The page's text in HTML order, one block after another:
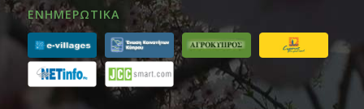
ΕΝΗΜΕΡΩΤΙΚΑ